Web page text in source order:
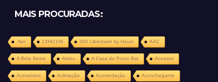
MAIS PROCURADAS:
.Net 13Hr21Hr 360 Liberdade by Housi AAC
A Bela Sintra Abreu A Casa do Porco Bar Acessos
Acessórios Aclimação Acomodação Aconchegante